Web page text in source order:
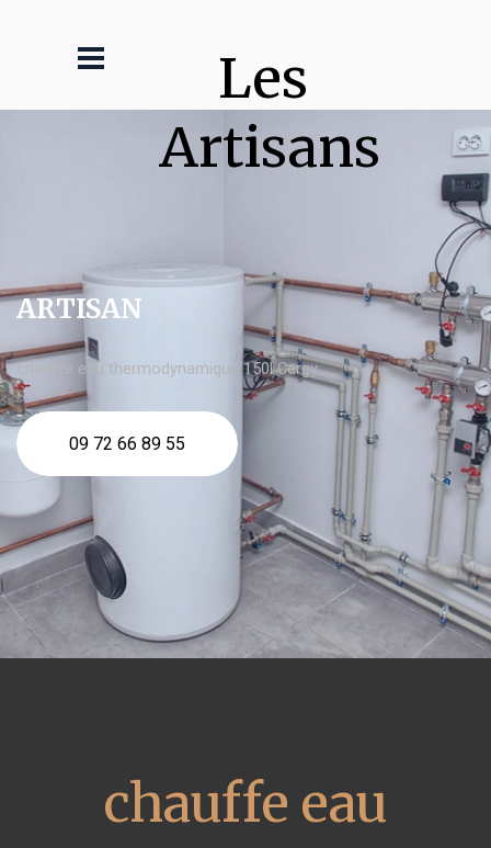
Les
Artisans
ARTISAN
chauffe eau thermodynamique 150l Cergy
09 72 66 89 55
chauffe eau